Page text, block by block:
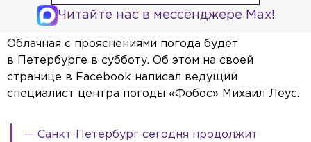
Читайте нас в мессенджере Max!
Облачная с прояснениями погода будет
в Петербурге в субботу. Об этом на своей
странице в Facebook написал ведущий
специалист центра погоды «Фобос» Михаил Леус.
— Санкт-Петербург сегодня продолжит